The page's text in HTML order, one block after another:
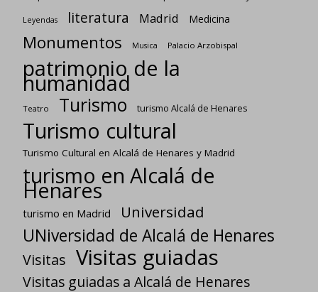
Leyendas literatura Madrid Medicina
Monumentos Musica Palacio Arzobispal
patrimonio de la
humanidad
Teatro Turismo turismo Alcalá de Henares
Turismo cultural
Turismo Cultural en Alcalá de Henares y Madrid
turismo en Alcalá de
Henares
turismo en Madrid Universidad
UNiversidad de Alcalá de Henares
Visitas Visitas guiadas
Visitas guiadas a Alcalá de Henares